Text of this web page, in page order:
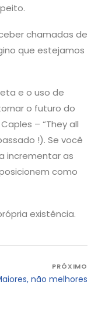
chamadas de
que estejamos
e o uso de
o futuro do
– “They all
!). Se você
incrementar as
como
existência.
PRÓXIMO
não melhores